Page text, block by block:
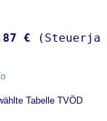
€
Tabelle TVÖD